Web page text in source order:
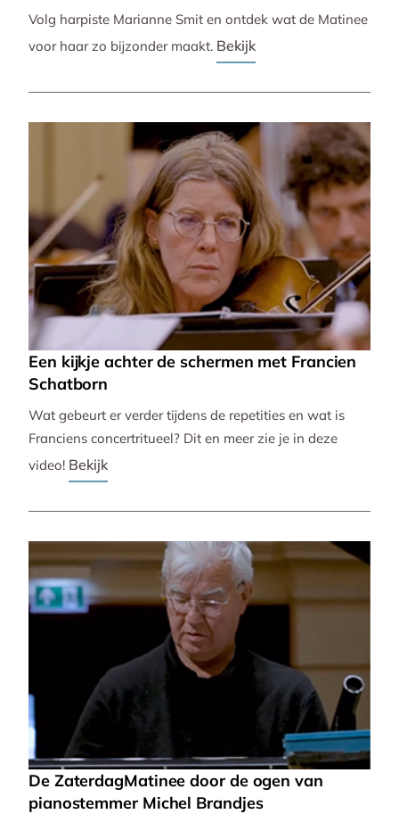
Volg harpiste Marianne Smit en ontdek wat de Matinee
voor haar zo bijzonder maakt. Bekijk
Een kijkje achter de schermen met Francien
Schatborn
Wat gebeurt er verder tijdens de repetities en wat is
Franciens concertritueel? Dit en meer zie je in deze
video! Bekijk
De ZaterdagMatinee door de ogen van
pianostemmer Michel Brandjes